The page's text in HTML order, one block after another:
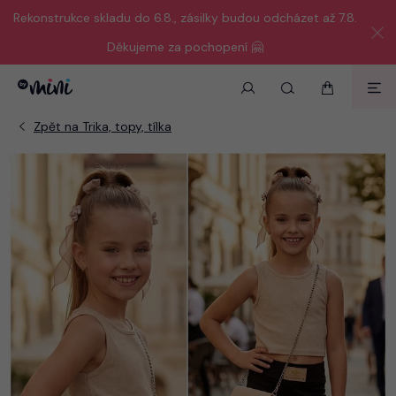
Rekonstrukce skladu do 6.8., zásilky budou odcházet až 7.8.
Děkujeme za pochopení 🤗